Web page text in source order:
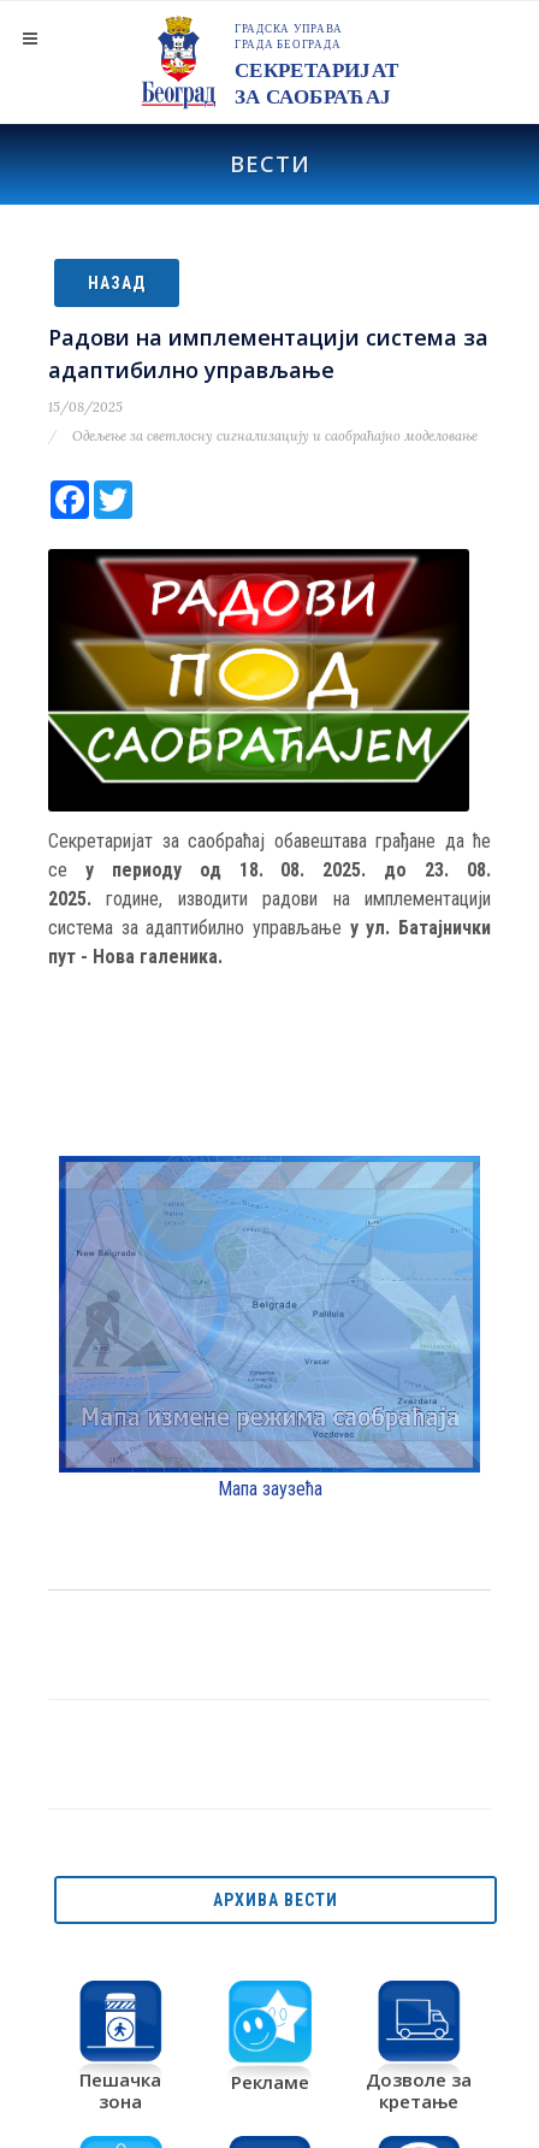
ВЕСТИ
НАЗАД
Радови на имплементацији система за
адаптибилно управљање
15/08/2025
Одељење за светлосну сигнализацију и саобраћајно моделовање
Facebook
Секретаријат за саобраћај обавештава грађане да ће
се у периоду од 18. 08. 2025. до 23. 08.
2025.године, изводити радови на имплементацији
система за адаптибилно управљање у ул. Батајнички
пут - Нова галеника.
Мапа заузећа
АРХИВА ВЕСТИ
Пешачка
зона
Рекламе
Дозволе за
кретање